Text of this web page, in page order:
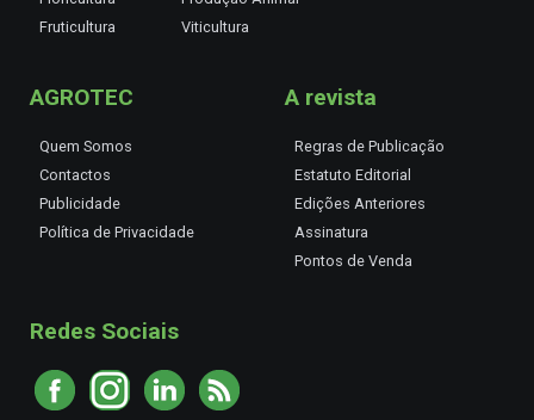
Fruticultura
Viticultura
AGROTEC
Quem Somos
Contactos
Publicidade
Política de Privacidade
A revista
Regras de Publicação
Estatuto Editorial
Edições Anteriores
Assinatura
Pontos de Venda
Redes Sociais